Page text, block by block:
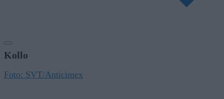
Kollo
Foto: SVT/Anticimex